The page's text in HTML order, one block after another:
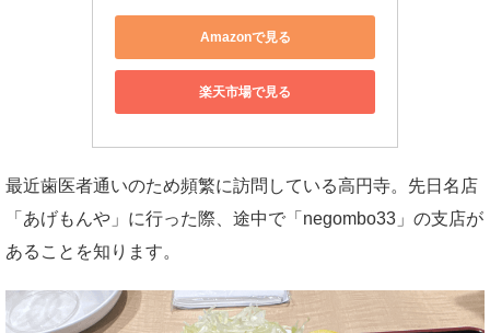
Amazonで見る
楽天市場で見る
最近歯医者通いのため頻繁に訪問している高円寺。先日名店
「あげもんや」に行った際、途中で「negombo33」の支店が
あることを知ります。